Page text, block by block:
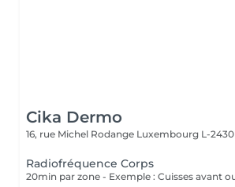
Cika Dermo
16, rue Michel Rodange Luxembourg L-2430
Radiofréquence Corps